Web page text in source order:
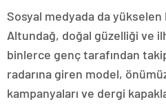
Sosyal medyada da
Altundağ, doğal güzelliği ve
binlerce genç tarafından
radarına giren model,
kampanyaları ve dergi